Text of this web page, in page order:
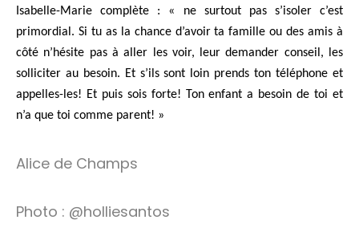
Isabelle-Marie complète : « ne surtout pas s’isoler c’est
primordial. Si tu as la chance d’avoir ta famille ou des amis à
côté n’hésite pas à aller les voir, leur demander conseil, les
solliciter au besoin. Et s’ils sont loin prends ton téléphone et
appelles-les! Et puis sois forte! Ton enfant a besoin de toi et
n’a que toi comme parent! »
Alice de Champs
Photo : @holliesantos